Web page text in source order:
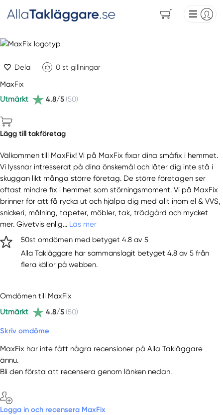
Dela 0 st gillningar
MaxFix
Utmärkt
4.8/5 (50)
Lägg till takföretag
Välkommen till MaxFix! Vi på MaxFix fixar dina småfix i hemmet.
Vi lyssnar intresserat på dina önskemål och låter dig inte stå i
skuggan likt många större företag. De större företagen ser
oftast mindre fix i hemmet som störningsmoment. Vi på MaxFix
brinner för att få rycka ut och hjälpa dig med allt inom el & VVS,
snickeri, målning, tapeter, möbler, tak, trädgård och mycket
mer. Givetvis enlig... Läs mer
50st omdömen med betyget 4.8 av 5
Alla Takläggare har sammanslagit betyget 4.8 av 5 från
flera källor på webben.
Omdömen till MaxFix
Utmärkt
4.8/5 (50)
Skriv omdöme
MaxFix har inte fått några recensioner på Alla Takläggare
ännu.
Bli den första att recensera genom länken nedan.
Logga in och recensera MaxFix